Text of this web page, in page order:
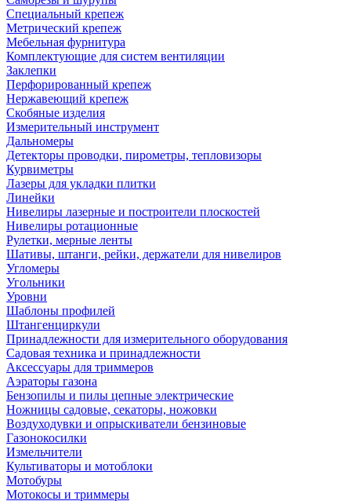
Специальный крепеж
Метрический крепеж
Мебельная фурнитура
Комплектующие для систем вентиляции
Заклепки
Перфорированный крепеж
Нержавеющий крепеж
Скобяные изделия
Измерительный инструмент
Дальномеры
Детекторы проводки, пирометры, тепловизоры
Курвиметры
Лазеры для укладки плитки
Линейки
Нивелиры лазерные и построители плоскостей
Нивелиры ротационные
Рулетки, мерные ленты
Шативы, штанги, рейки, держатели для нивелиров
Угломеры
Угольники
Уровни
Шаблоны профилей
Штангенциркули
Принадлежности для измерительного оборудования
Садовая техника и принадлежности
Аксессуары для триммеров
Аэраторы газона
Бензопилы и пилы цепные электрические
Ножницы садовые, секаторы, ножовки
Воздуходувки и опрыскиватели бензиновые
Газонокосилки
Измельчители
Культиваторы и мотоблоки
Мотобуры
Мотокосы и триммеры